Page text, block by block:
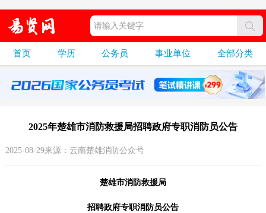
首页 学历 公务员 事业单位 全部分类
2025年楚雄市消防救援局招聘政府专职消防员公告
2025-08-29来源：云南楚雄消防公众号
楚雄市消防救援局
招聘政府专职消防员公告